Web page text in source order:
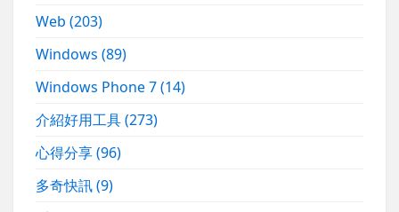
Web(203)
Windows(89)
Windows Phone 7(14)
介紹好用工具(273)
心得分享(96)
多奇快訊(9)